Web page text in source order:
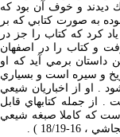
ديدند و خوف آن بود كه
به صورت كتابي كه بر
كرد كه كتاب را جز در
و كتاب را در اصفهان
داستان برمي آيد كه او
و سيره است و بسياري
. او از اخباريان شيعي
از جمله كتابهاي قابل
است كه كاملا صبغه شيعي
19 ) .